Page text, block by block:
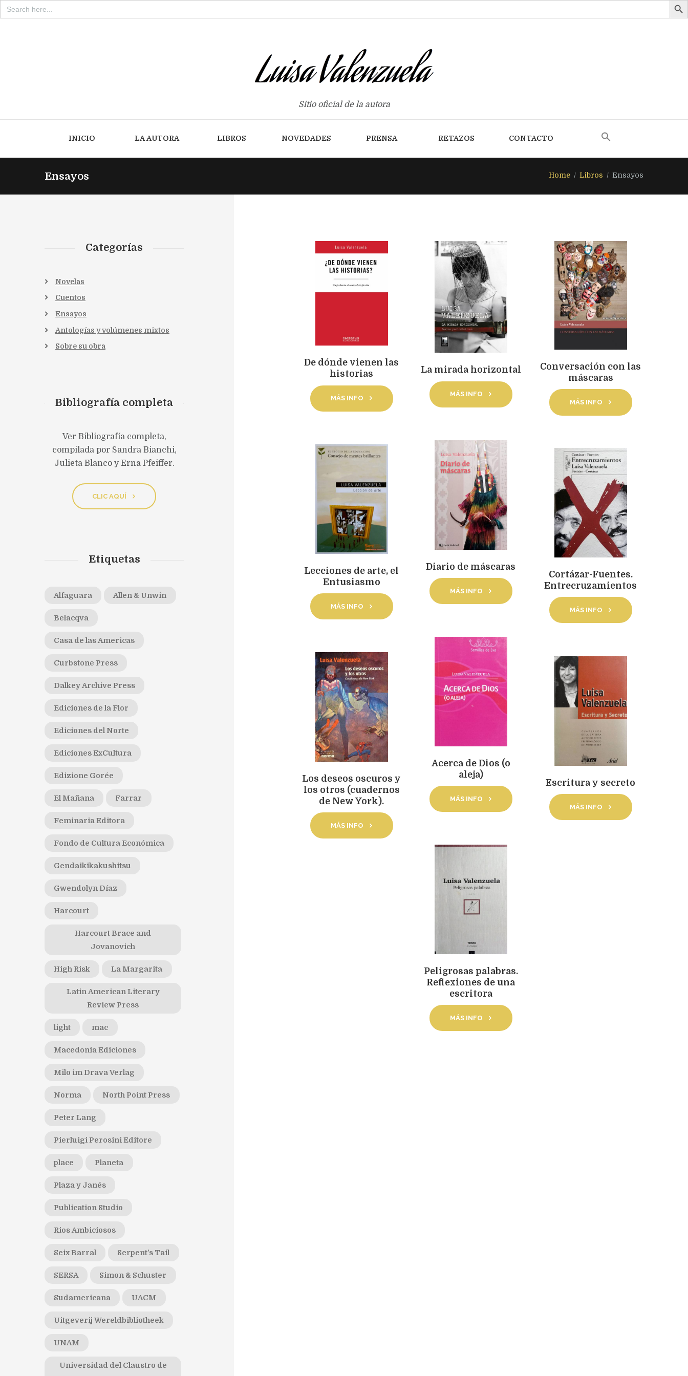
Search
for:
Sitio oficial de la autora
INICIO LA AUTORA LIBROS NOVEDADES PRENSA RETAZOS CONTACTO
Ensayos Home Libros Ensayos
De dónde vienen las
historias
MÁS INFO
La mirada horizontal
MÁS INFO
Conversación con las
máscaras
MÁS INFO
Diario de máscaras
MÁS INFO
Lecciones de arte, el
Entusiasmo
MÁS INFO
Cortázar-Fuentes.
Entrecruzamientos
MÁS INFO
Acerca de Dios (o
aleja)
MÁS INFO
Los deseos oscuros y
los otros (cuadernos
de New York).
MÁS INFO
Escritura y secreto
MÁS INFO
Peligrosas palabras.
Reflexiones de una
escritora
MÁS INFO
Categorías
Novelas
Cuentos
Ensayos
Antologías y volúmenes mixtos
Sobre su obra
Bibliografía completa
Ver Bibliografía completa,
compilada por Sandra Bianchi,
Julieta Blanco y Erna Pfeiffer.
CLIC AQUÍ
Etiquetas
Alfaguara Allen & Unwin
Belacqva
Casa de las Americas
Curbstone Press
Dalkey Archive Press
Ediciones de la Flor
Ediciones del Norte
Ediciones ExCultura
Edizione Gorée
El Mañana Farrar
Feminaria Editora
Fondo de Cultura Económica
Gendaikikakushitsu
Gwendolyn Díaz
Harcourt
Harcourt Brace and
Jovanovich
High Risk La Margarita
Latin American Literary
Review Press
light mac
Macedonia Ediciones
Milo im Drava Verlag
Norma North Point Press
Peter Lang
Pierluigi Perosini Editore
place Planeta
Plaza y Janés
Publication Studio
Rios Ambiciosos
Seix Barral Serpent’s Tail
SERSA Simon & Schuster
Sudamericana UACM
Uitgeverij Wereldbibliotheek
UNAM
Universidad del Claustro de